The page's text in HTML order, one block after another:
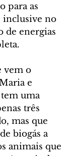
para as
inclusive no
de energias
vem o
e
uma
três
mas que
biogás a
animais que